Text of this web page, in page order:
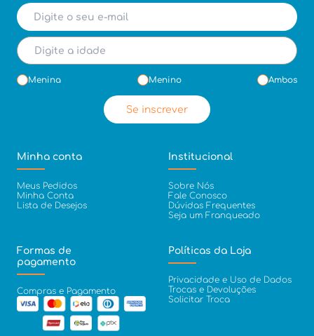
Menina Menino Ambos
Se inscrever
Minha conta
Meus Pedidos
Minha Conta
Lista de Desejos
Institucional
Sobre Nós
Fale Conosco
Dúvidas Frequentes
Seja um Franqueado
Formas de
pagamento
Compras e Pagamento
Políticas da Loja
Privacidade e Uso de Dados
Trocas e Devoluções
Solicitar Troca